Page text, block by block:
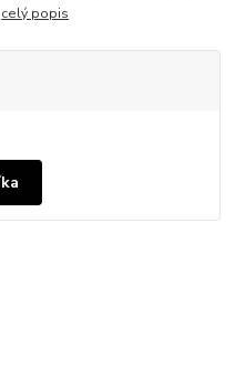
celý popis